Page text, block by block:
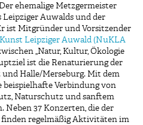
ehemalige Metzgermeister
Auwalds und der
ist Mitgründer und Vorsitzender
Leipziger Auwald (NuKLA
„Natur, Kultur, Ökologie
ist die Renaturierung der
Halle/Merseburg. Mit dem
beispielhafte Verbindung von
Naturschutz und sanftem
Neben 37 Konzerten, die der
finden regelmäßig Aktivitäten im